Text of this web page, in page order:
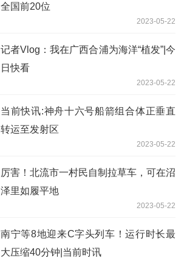
全国前20位
2023-05-22
记者Vlog：我在广西合浦为海洋“植发”|今
日快看
2023-05-22
当前快讯:神舟十六号船箭组合体正垂直
转运至发射区
2023-05-22
厉害！北流市一村民自制拉草车，可在沼
泽里如履平地
2023-05-22
南宁等8地迎来C字头列车！运行时长最
大压缩40分钟|当前时讯